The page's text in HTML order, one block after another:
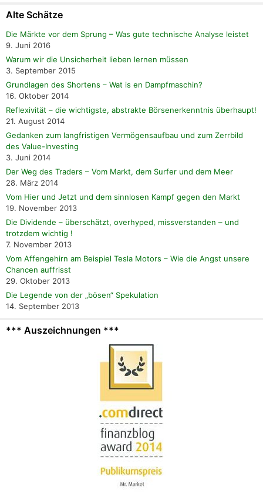
Alte Schätze
Die Märkte vor dem Sprung – Was gute technische Analyse leistet
9. Juni 2016
Warum wir die Unsicherheit lieben lernen müssen
3. September 2015
Grundlagen des Shortens – Wat is en Dampfmaschin?
16. Oktober 2014
Reflexivität – die wichtigste, abstrakte Börsenerkenntnis überhaupt!
21. August 2014
Gedanken zum langfristigen Vermögensaufbau und zum Zerrbild
des Value-Investing
3. Juni 2014
Der Weg des Traders – Vom Markt, dem Surfer und dem Meer
28. März 2014
Vom Hier und Jetzt und dem sinnlosen Kampf gegen den Markt
19. November 2013
Die Dividende – überschätzt, overhyped, missverstanden – und
trotzdem wichtig !
7. November 2013
Vom Affengehirn am Beispiel Tesla Motors – Wie die Angst unsere
Chancen auffrisst
29. Oktober 2013
Die Legende von der „bösen“ Spekulation
14. September 2013
*** Auszeichnungen ***